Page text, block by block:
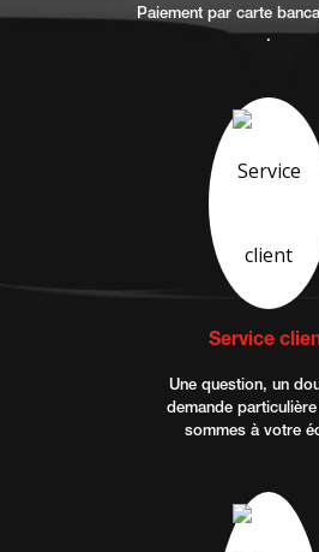
Paiement par carte
.
Service
Une question, un
demande
sommes à votre